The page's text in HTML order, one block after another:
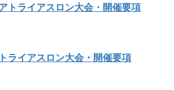
トライアスロン大会・開催要項
ライアスロン大会・開催要項